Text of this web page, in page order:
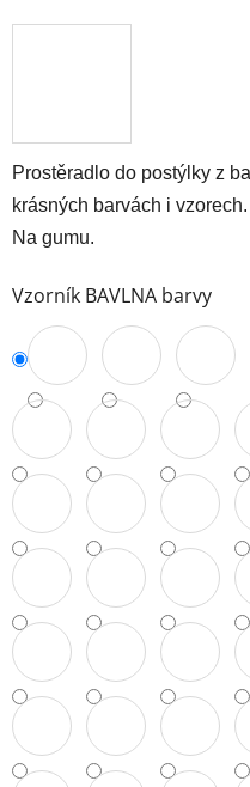
Prostěradlo do postýlky z
krásných barvách i
Na gumu.
Vzorník BAVLNA barvy